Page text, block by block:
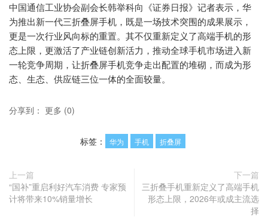
中国通信工业协会副会长韩举科向《证券日报》记者表示，华
为推出新一代三折叠屏手机，既是一场技术突围的成果展示，
更是一次行业风向标的重置。其不仅重新定义了高端手机的形
态上限，更激活了产业链创新活力，推动全球手机市场进入新
一轮竞争周期，让折叠屏手机竞争走出配置的堆砌，而成为形
态、生态、供应链三位一体的全面较量。
分享到： 更多 (0)
标签： 华为 手机 折叠屏
上一篇
“国补”重启利好汽车消费 专家预
计将带来10%销量增长
下一篇
三折叠手机重新定义了高端手机
形态上限，2026年或成主流选
择